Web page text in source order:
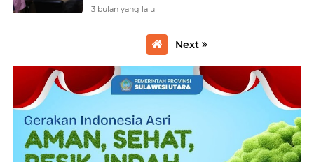
3 bulan yang lalu
Next